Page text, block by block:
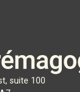
suite 100